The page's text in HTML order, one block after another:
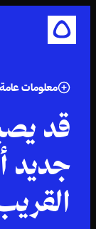
معلومات عامة
قد
جديد